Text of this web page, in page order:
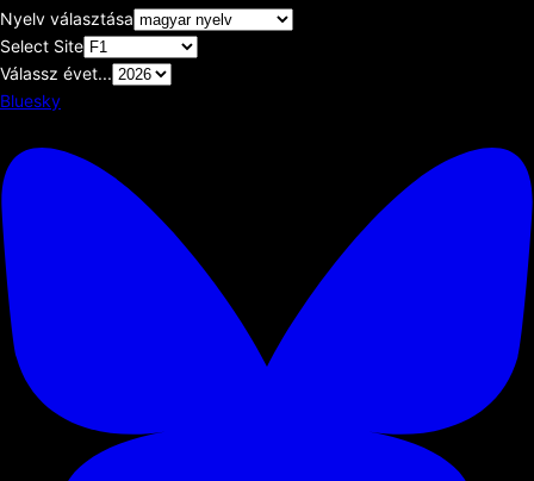
Nyelv választása
Select Site
Válassz évet...
Bluesky